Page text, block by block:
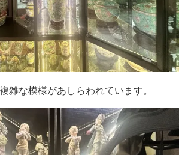
雑な模様があしらわれています。